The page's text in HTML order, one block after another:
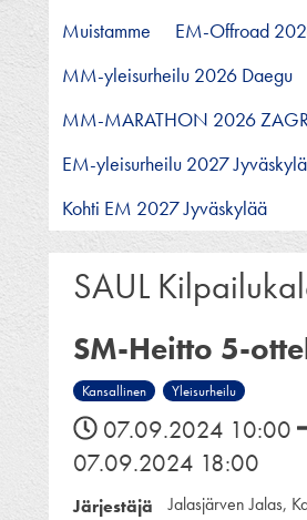
Muistamme
EM-Offroad
MM-yleisurheilu 2026 Daegu
MM-MARATHON 2026
EM-yleisurheilu 2027 Jyväskylä
Kohti EM 2027 Jyväskylää
SAUL
SM-Heitto 5-
Kansallinen Yleisurheilu
07.09.2024 10:00
07.09.2024 18:00
Järjestäjä
Jalasjärven Jalas,